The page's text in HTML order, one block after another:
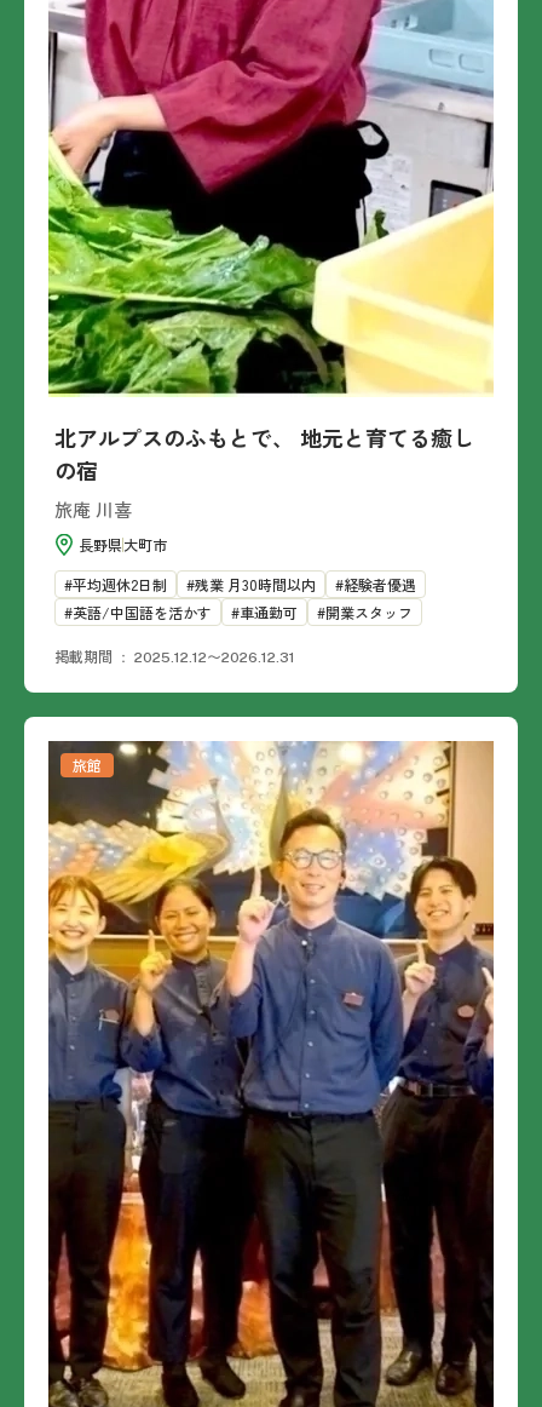
北アルプスのふもとで、 地元と育てる癒し
の宿
旅庵 川喜
長野県大町市
平均週休2日制
残業 月30時間以内
経験者優遇
英語/中国語を活かす
車通勤可 開業スタッフ
掲載期間 2025.12.12〜2026.12.31
旅館